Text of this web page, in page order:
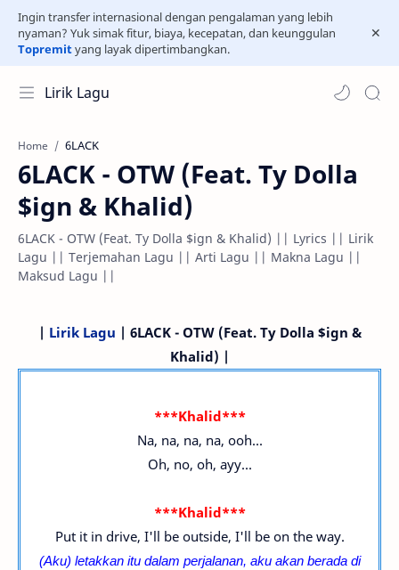
Ingin transfer internasional dengan pengalaman yang lebih
nyaman? Yuk simak fitur, biaya, kecepatan, dan keunggulan
Topremityang layak dipertimbangkan.
Lirik Lagu
Home 6LACK
6LACK - OTW (Feat. Ty Dolla
$ign & Khalid)
6LACK - OTW (Feat. Ty Dolla $ign & Khalid) || Lyrics || Lirik
Lagu || Terjemahan Lagu || Arti Lagu || Makna Lagu ||
Maksud Lagu ||
| Lirik Lagu | 6LACK - OTW (Feat. Ty Dolla $ign &
Khalid) |
***Khalid***
Na, na, na, na, ooh...
Oh, no, oh, ayy...
***Khalid***
Put it in drive, I'll be outside, I'll be on the way.
(Aku) letakkan itu dalam perjalanan, aku akan berada di